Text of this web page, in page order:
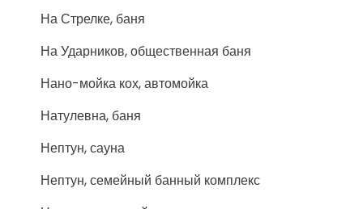
На Стрелке, баня
На Ударников, общественная баня
Нано-мойка кох, автомойка
Натулевна, баня
Нептун, сауна
Нептун, семейный банный комплекс